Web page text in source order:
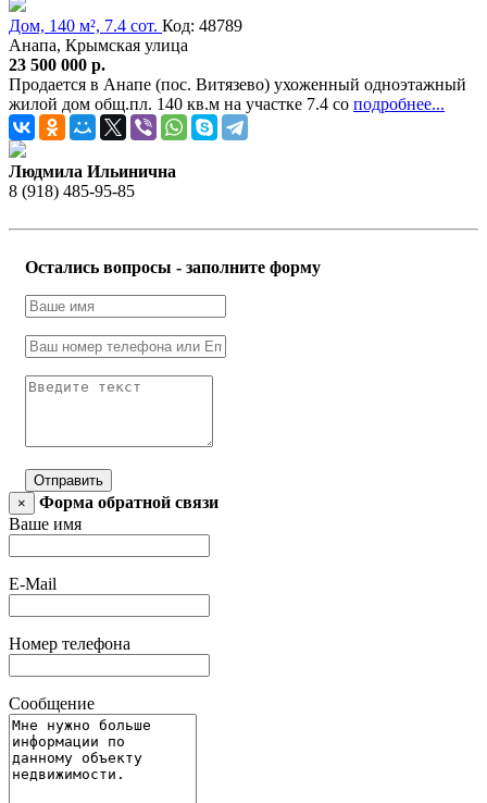
Дом, 140 м², 7.4 сот. Код: 48789
Анапа, Крымская улица
23 500 000 р.
Продается в Анапе (пос. Витязево) ухоженный одноэтажный
жилой дом общ.пл. 140 кв.м на участке 7.4 со подробнее...
Людмила Ильинична
8 (918) 485-95-85
Остались вопросы - заполните форму
Отправить
×
Форма обратной связи
Ваше имя
E-Mail
Номер телефона
Сообщение